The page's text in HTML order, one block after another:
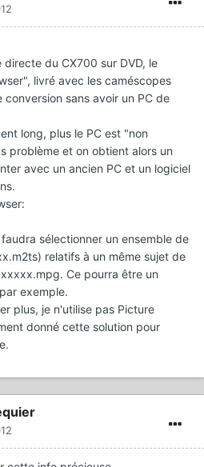
du CX700 sur DVD, le
livré avec les caméscopes
sans avoir un PC de
long, plus le PC est "non
problème et on obtient alors un
avec un ancien PC et un logiciel
sélectionner un ensemble de
relatifs à un même sujet de
Ce pourra être un
exemple.
plus, je n'utilise pas Picture
donné cette solution pour